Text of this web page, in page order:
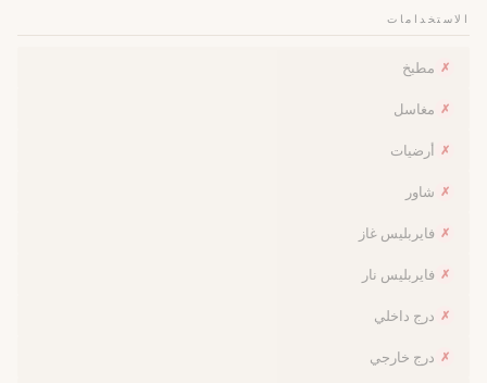
الاستخدامات
✗ مطبخ
✗ مغاسل
✗ أرضيات
✗ شاور
✗ فايربليس غاز
✗ فايربليس نار
✗ درج داخلي
✗ درج خارجي